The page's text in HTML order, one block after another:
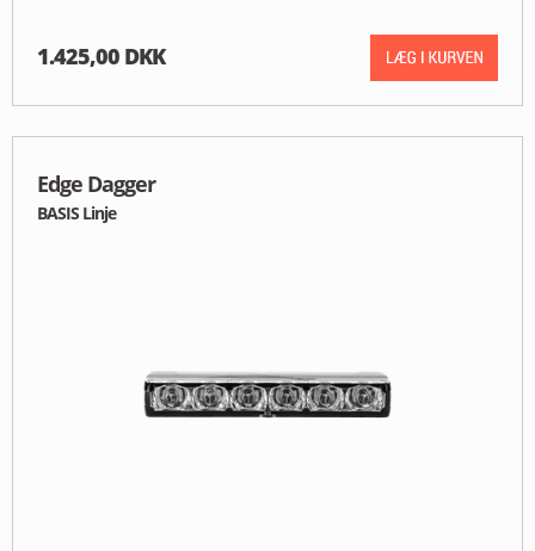
1.425,00 DKK
Edge Dagger
BASIS Linje